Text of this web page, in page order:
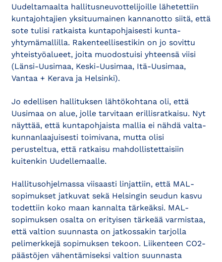
Uudeltamaalta hallitusneuvottelijoille lähetettiin
kuntajohtajien yksituumainen kannanotto siitä, että
sote tulisi ratkaista kuntapohjaisesti kunta­
yhtymämallilla. Rakenteellisestikin on jo sovittu
yhteistyöalueet, joita muodostuisi yhteensä viisi
(Länsi-Uusimaa, Keski-Uusimaa, Itä-Uusimaa,
Vantaa + Kerava ja Helsinki).
Jo edellisen hallituksen lähtökohtana oli, että
Uusimaa on alue, jolle tarvitaan erillisratkaisu. Nyt
näyttää, että kuntapohjaista mallia ei nähdä valta­
kunnanlaajuisesti toimivana, mutta olisi
perusteltua, että ratkaisu mahdollistettaisiin
kuitenkin Uudellemaalle.
Hallitusohjelmassa viisaasti linjattiin, että MAL­
sopimukset jatkuvat sekä Helsingin seudun kasvu
todettiin koko maan kannalta tärkeäksi. MAL-
sopimuksen osalta on erityisen tärkeää varmistaa,
että valtion suunnasta on jatkossakin tarjolla
pelimerkkejä sopimuksen tekoon. Liikenteen CO2-
päästö­jen vähentämiseksi valtion suunnasta